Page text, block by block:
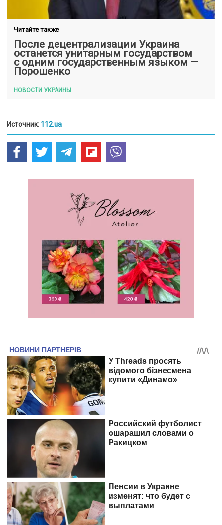
Читайте также
После децентрализации Украина
останется унитарным государством
с одним государственным языком —
Порошенко
НОВОСТИ УКРАИНЫ
Источник: 112.ua